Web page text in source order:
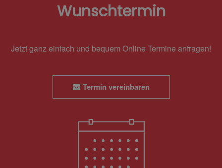
Wunschtermin
Jetzt ganz einfach und bequem Online Termine anfragen!
Termin vereinbaren